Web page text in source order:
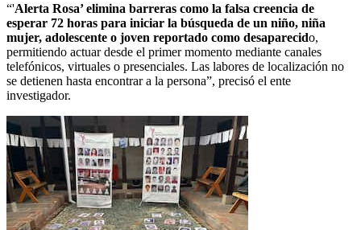
“'Alerta Rosa’ elimina barreras como la falsa creencia de
esperar 72 horas para iniciar la búsqueda de un niño, niña
mujer, adolescente o joven reportado como desaparecido,
permitiendo actuar desde el primer momento mediante canales
telefónicos, virtuales o presenciales. Las labores de localización no
se detienen hasta encontrar a la persona”, precisó el ente
investigador.